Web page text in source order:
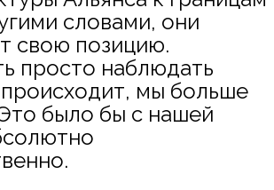
словами, они
свою позицию.
просто наблюдать
происходит, мы больше
было бы с нашей